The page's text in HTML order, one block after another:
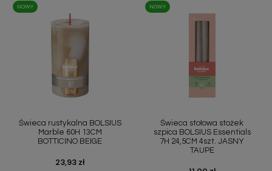
Świeca rustykalna BOLSIUS
Marble 60H 13CM
BOTTICINO BEIGE
Cena
23,93 zł
NOWY
Świeca stołowa stożek
szpica BOLSIUS Essentials
7H 24,5CM 4szt. JASNY
TAUPE
Cena
NOWY